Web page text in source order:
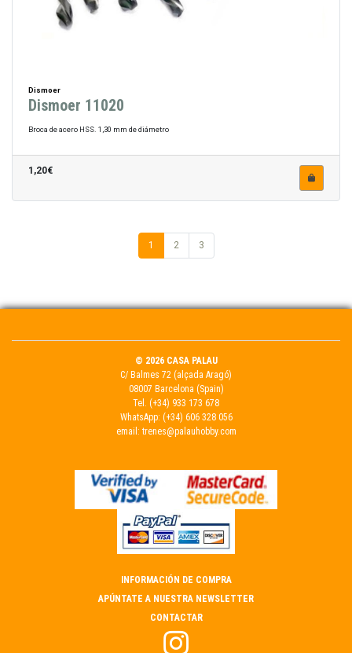
Dismoer
Dismoer 11020
Broca de acero HSS. 1,30 mm de diámetro
1,20€
1 2 3
© 2026 CASA PALAU
C/ Balmes 72 (alçada Aragó)
08007 Barcelona (Spain)
Tel. (+34) 933 173 678
WhatsApp: (+34) 606 328 056
email: trenes@palauhobby.com
INFORMACIÓN DE COMPRA
APÚNTATE A NUESTRA NEWSLETTER
CONTACTAR